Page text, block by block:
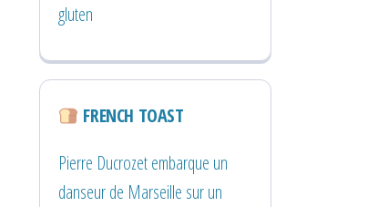
gluten
FRENCH TOAST
Pierre Ducrozet embarque un
danseur de Marseille sur un